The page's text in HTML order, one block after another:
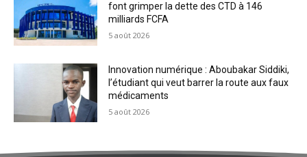
font grimper la dette des CTD à 146
milliards FCFA
5 août 2026
Innovation numérique : Aboubakar Siddiki,
l’étudiant qui veut barrer la route aux faux
médicaments
5 août 2026